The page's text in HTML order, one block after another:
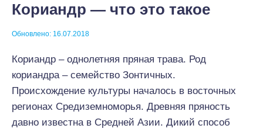
Кориандр — что это такое
Обновлено: 16.07.2018
Кориандр – однолетняя пряная трава. Род
кориандра – семейство Зонтичных.
Происхождение культуры началось в восточных
регионах Средиземноморья. Древняя пряность
давно известна в Средней Азии. Дикий способ